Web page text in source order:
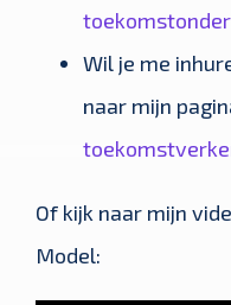
Wil je me
naar mijn
Of kijk naar mijn
Model: